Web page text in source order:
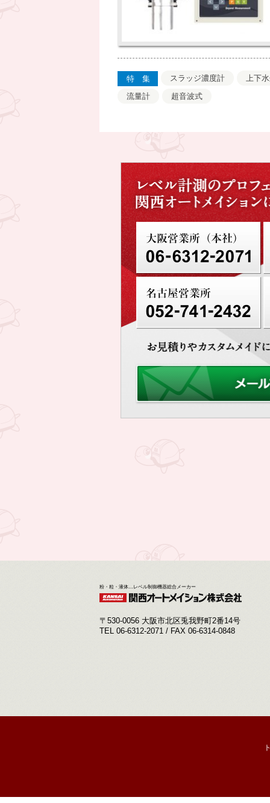
特集 スラッジ濃度計
上下
流量計
超音波式
粉・粒・液体…レベル制御機器総合メーカー
〒530-0056 大阪市北区兎我野町2番14号
TEL 06-6312-2071 / FAX 06-6314-0848